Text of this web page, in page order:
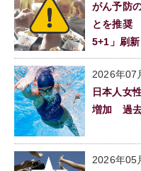
がん予防
とを推奨
5+1」刷新
2026年07
日本人女
増加 過去
2026年05